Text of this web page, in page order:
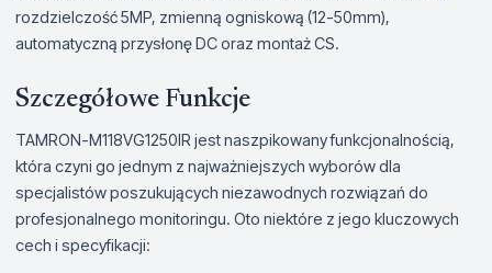
rozdzielczość 5MP, zmienną ogniskową (12-50mm),
automatyczną przysłonę DC oraz montaż CS.
Szczegółowe Funkcje
TAMRON-M118VG1250IR jest naszpikowany funkcjonalnością,
która czyni go jednym z najważniejszych wyborów dla
specjalistów poszukujących niezawodnych rozwiązań do
profesjonalnego monitoringu. Oto niektóre z jego kluczowych
cech i specyfikacji: